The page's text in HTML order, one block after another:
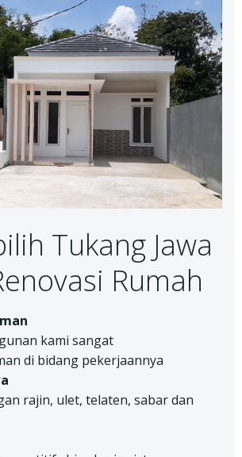
Tukang Jawa
Rumah
kami sangat
di bidang pekerjaannya
rajin, ulet, telaten, sabar dan